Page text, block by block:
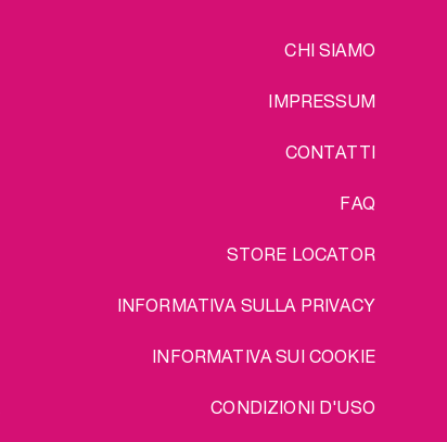
CHI SIAMO
IMPRESSUM
CONTATTI
FAQ
STORE LOCATOR
INFORMATIVA SULLA PRIVACY
INFORMATIVA SUI COOKIE
CONDIZIONI D'USO